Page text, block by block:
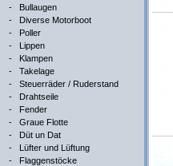
- Bullaugen
- Diverse Motorboot
- Poller
- Lippen
- Klampen
- Takelage
- Steuerräder / Ruderstand
- Drahtseile
- Fender
- Graue Flotte
- Düt un Dat
- Lüfter und Lüftung
- Flaggenstöcke